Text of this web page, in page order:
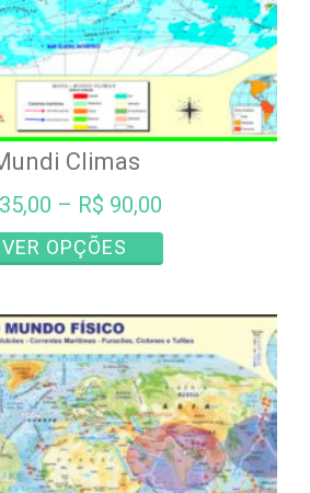
Climas
35,00 – R$ 90,00
VER OPÇÕES
produto
várias
variantes.
As
opções
podem
ser
escolhidas